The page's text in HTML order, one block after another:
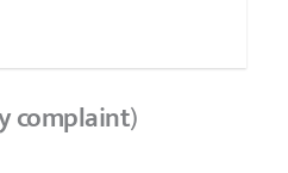
complaint)